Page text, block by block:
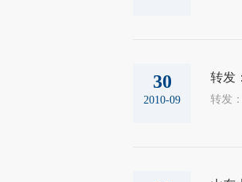
30
2010-09
转发